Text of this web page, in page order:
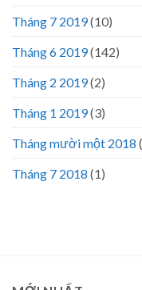
Tháng 7 2019(10)
Tháng 6 2019(142)
Tháng 2 2019(2)
Tháng 1 2019(3)
Tháng mười một 2018
Tháng 7 2018 (1)